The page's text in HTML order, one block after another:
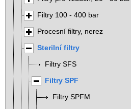
Filtry 100 - 400 bar
Procesní filtry, nerez
Sterilní filtry
Filtry SFS
Filtry SPF
Filtry SPFM